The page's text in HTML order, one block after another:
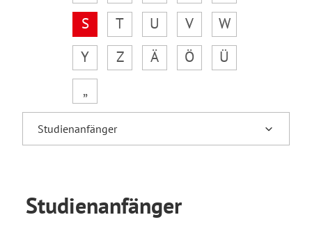
S
T U V
W
Y
Z Ä Ö
Ü
„
Studienanfänger